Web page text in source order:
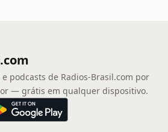
podcasts de Radios-Brasil.com por
— grátis em qualquer dispositivo.